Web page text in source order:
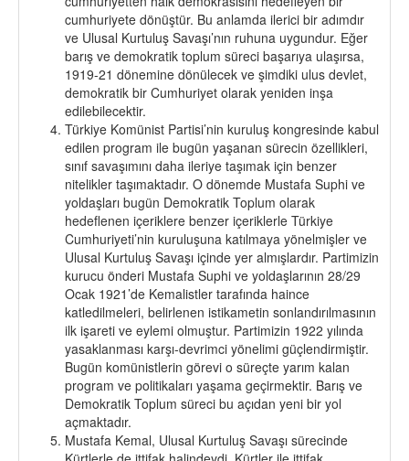
cumhuriyete dönüştür. Bu anlamda ilerici bir adımdır
ve Ulusal Kurtuluş Savaşı’nın ruhuna uygundur. Eğer
barış ve demokratik toplum süreci başarıya ulaşırsa,
1919-21 dönemine dönülecek ve şimdiki ulus devlet,
demokratik bir Cumhuriyet olarak yeniden inşa
edilebilecektir.
Türkiye Komünist Partisi’nin kuruluş kongresinde kabul
edilen program ile bugün yaşanan sürecin özellikleri,
sınıf savaşımını daha ileriye taşımak için benzer
nitelikler taşımaktadır. O dönemde Mustafa Suphi ve
yoldaşları bugün Demokratik Toplum olarak
hedeflenen içeriklere benzer içeriklerle Türkiye
Cumhuriyeti’nin kuruluşuna katılmaya yönelmişler ve
Ulusal Kurtuluş Savaşı içinde yer almışlardır. Partimizin
kurucu önderi Mustafa Suphi ve yoldaşlarının 28/29
Ocak 1921’de Kemalistler tarafında haince
katledilmeleri, belirlenen istikametin sonlandırılmasının
ilk işareti ve eylemi olmuştur. Partimizin 1922 yılında
yasaklanması karşı-devrimci yönelimi güçlendirmiştir.
Bugün komünistlerin görevi o süreçte yarım kalan
program ve politikaları yaşama geçirmektir. Barış ve
Demokratik Toplum süreci bu açıdan yeni bir yol
açmaktadır.
Mustafa Kemal, Ulusal Kurtuluş Savaşı sürecinde